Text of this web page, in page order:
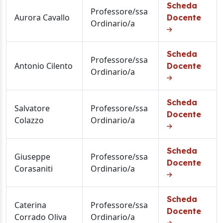
Aurora Cavallo
Professore/ssa
Ordinario/a
Scheda
Docente
Antonio Cilento
Professore/ssa
Ordinario/a
Scheda
Docente
Salvatore
Colazzo
Professore/ssa
Ordinario/a
Scheda
Docente
Giuseppe
Corasaniti
Professore/ssa
Ordinario/a
Scheda
Docente
Caterina
Corrado Oliva
Professore/ssa
Ordinario/a
Scheda
Docente